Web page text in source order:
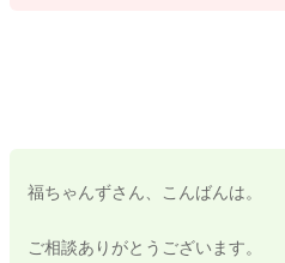
福ちゃんずさん、こんばんは。
ご相談ありがとうございます。